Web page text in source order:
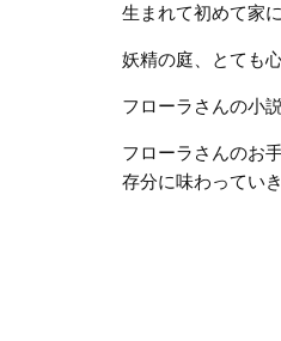
生まれて初めて家
妖精の庭、とても
フローラさんの小
フローラさんのお
存分に味わってい